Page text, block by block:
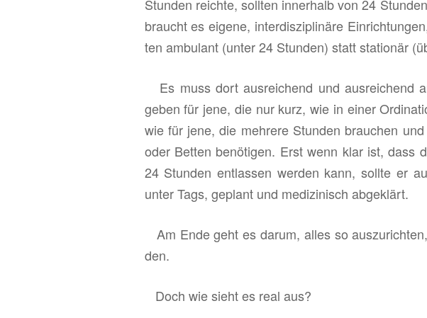
Stun­den reich­te, soll­ten in­ner­halb von 24
braucht es ei­ge­ne, in­ter­dis­zi­pli­nä­re
ten am­bu­lant (unter 24 Stun­den) statt sta­tio­när
Es muss dort aus­rei­chend und aus­rei­chend
geben für jene, die nur kurz, wie in einer
wie für jene, die meh­re­re Stun­den brau­chen
oder Bet­ten be­nö­ti­gen. Erst wenn klar ist, dass
24 Stun­den ent­las­sen wer­den kann, soll­te er
unter Tags, ge­plant und me­di­zi­nisch ab­ge­klärt.
Am Ende geht es darum, alles so
den.
Doch wie sieht es real aus?